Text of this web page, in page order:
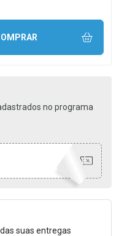
UMA UNIDADE
no programa
Frete
suas entregas